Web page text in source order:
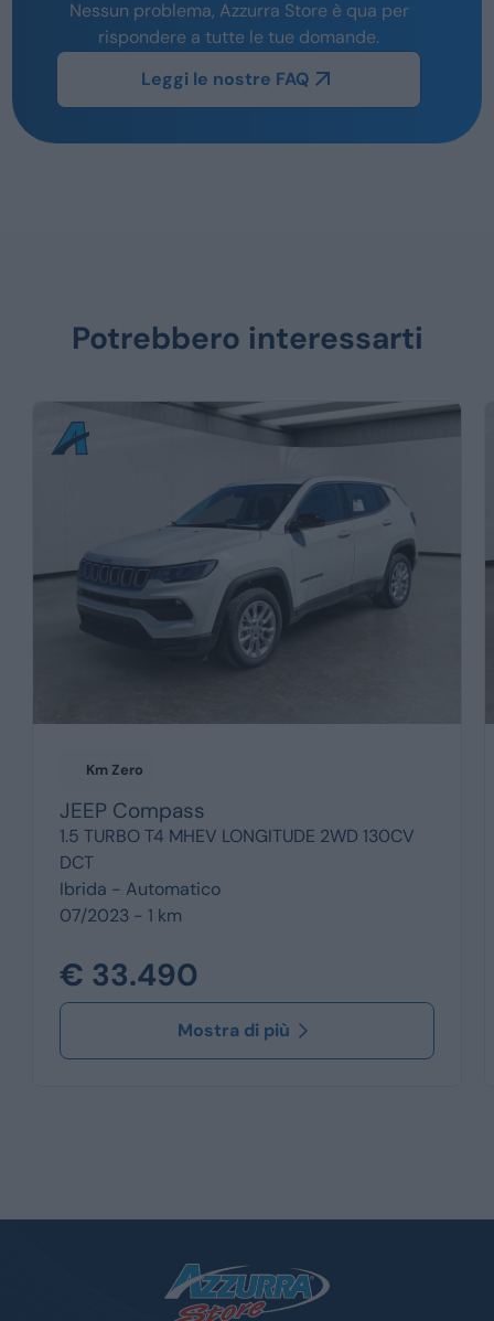
Nessun problema, Azzurra Store è qua per
rispondere a tutte le tue domande.
Leggi le nostre FAQ
Potrebbero interessarti
Km Zero
JEEP Compass
1.5 TURBO T4 MHEV LONGITUDE 2WD 130CV
DCT
Ibrida - Automatico
07/2023 - 1 km
€ 33.490
Mostra di più